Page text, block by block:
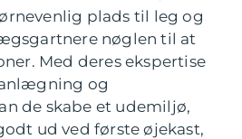
plads til leg og
nøglen til at
Med deres ekspertise
og
de skabe et udemiljø,
ud ved første øjekast,